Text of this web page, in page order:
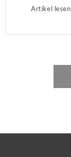
Artikel lesen